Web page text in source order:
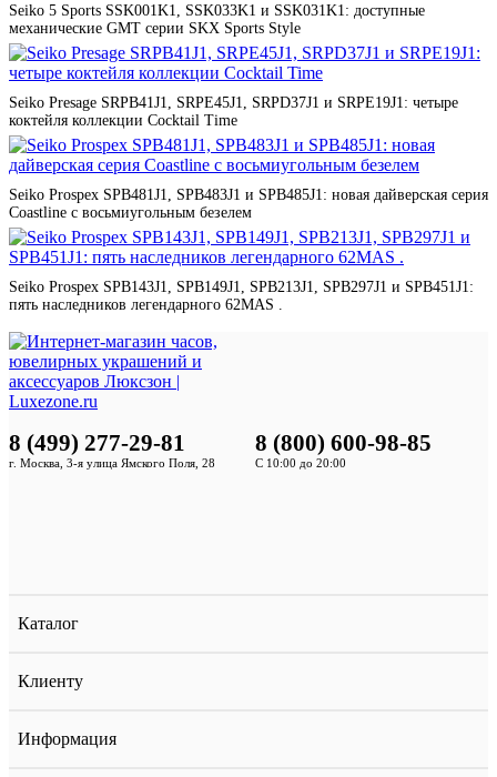
Seiko 5 Sports SSK001K1, SSK033K1 и SSK031K1: доступные
механические GMT серии SKX Sports Style
Seiko Presage SRPB41J1, SRPE45J1, SRPD37J1 и SRPE19J1: четыре
коктейля коллекции Cocktail Time
Seiko Prospex SPB481J1, SPB483J1 и SPB485J1: новая дайверская серия
Coastline с восьмиугольным безелем
Seiko Prospex SPB143J1, SPB149J1, SPB213J1, SPB297J1 и SPB451J1:
пять наследников легендарного 62MAS .
Каталог
Клиенту
Информация
8 (499) 277-29-81
г. Москва, 3-я улица Ямского Поля, 28
8 (800) 600-98-85
С 10:00 до 20:00